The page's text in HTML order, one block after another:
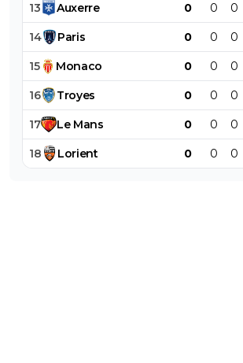
13 Auxerre 0 0 0
14 Paris 0 0 0
15 Monaco 0 0 0
16 Troyes 0 0 0
17 Le Mans 0 0 0
18 Lorient 0 0 0